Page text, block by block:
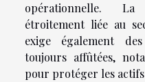
opérationnelle.
étroitement liée au
exige également
toujours affûtées,
pour protéger les